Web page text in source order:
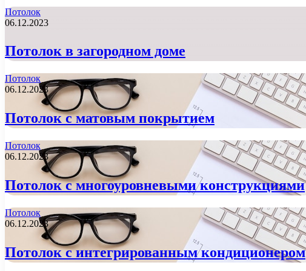
Потолок
06.12.2023
Потолок в загородном доме
Потолок
06.12.2023
Потолок с матовым покрытием
Потолок
06.12.2023
Потолок с многоуровневыми конструкциями
Потолок
06.12.2023
Потолок с интегрированным кондиционером